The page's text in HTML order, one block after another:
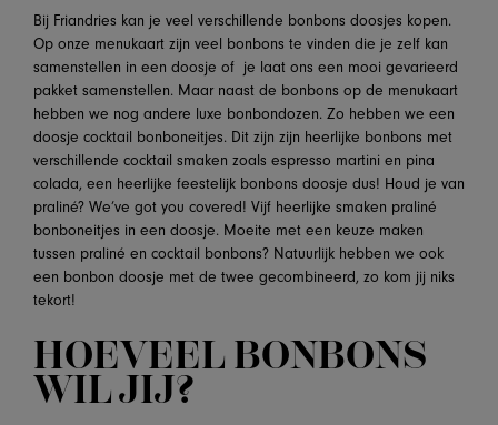
Bij Friandries kan je veel verschillende bonbons doosjes kopen.
Op onze menukaart zijn veel bonbons te vinden die je zelf kan
samenstellen in een doosje of je laat ons een mooi gevarieerd
pakket samenstellen. Maar naast de bonbons op de menukaart
hebben we nog andere luxe bonbondozen. Zo hebben we een
doosje cocktail bonboneitjes. Dit zijn zijn heerlijke bonbons met
verschillende cocktail smaken zoals espresso martini en pina
colada, een heerlijke feestelijk bonbons doosje dus! Houd je van
praliné? We’ve got you covered! Vijf heerlijke smaken praliné
bonboneitjes in een doosje. Moeite met een keuze maken
tussen praliné en cocktail bonbons? Natuurlijk hebben we ook
een bonbon doosje met de twee gecombineerd, zo kom jij niks
tekort!
HOEVEEL BONBONS
WIL JIJ?